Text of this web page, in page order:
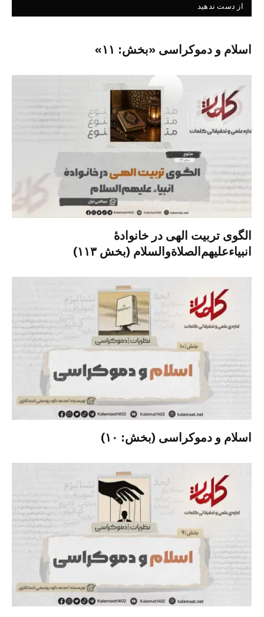
از دست ندهید
اسلام و دموکراسی «بخش: ۱۱»
الگوی تربیت الهی در خانوادۀ
انبیاءعلیهم‌الصلاةو‌السلام (بخش ۱۱۳)
اسلام و دموکراسی (بخش: ۱۰)